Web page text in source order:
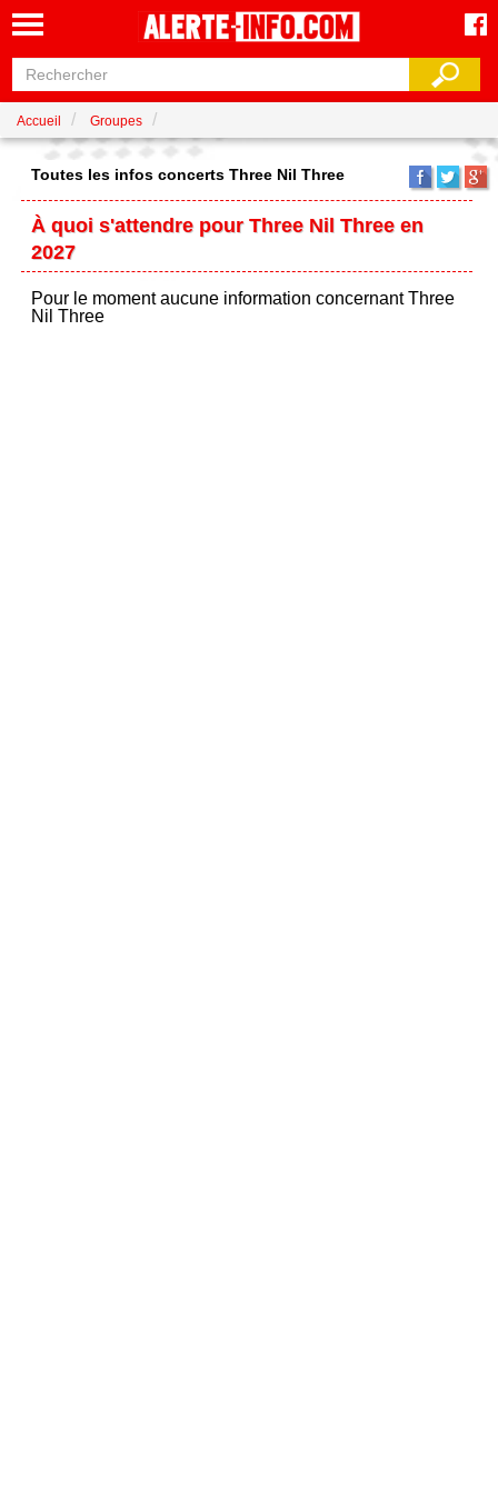
Accueil Groupes
Toutes les infos concerts Three Nil Three
À quoi s'attendre pour Three Nil Three en
2027
Pour le moment aucune information concernant Three
Nil Three